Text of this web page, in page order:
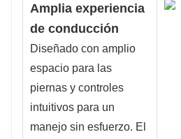
Amplia experiencia
de conducción
Diseñado con amplio
espacio para las
piernas y controles
intuitivos para un
manejo sin esfuerzo. El